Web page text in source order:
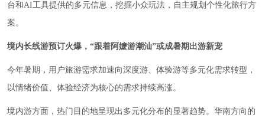
台和AI工具提供的多元信息，挖掘小众玩法，自主规划个性化旅行方
案。
境内长线游预订火爆，“跟着阿嬷游潮汕”或成暑期出游新宠
今年暑期，用户旅游需求加速向深度游、体验游等多元化需求转型，
以情绪价值、体验经济为核心的需求持续高涨。
境内游方面，热门目的地呈现出多元化分布的显著趋势。华南方向的